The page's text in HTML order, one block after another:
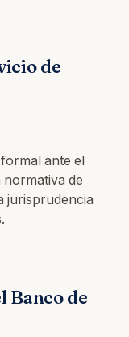
de
ante el
de
jurisprudencia
Banco de